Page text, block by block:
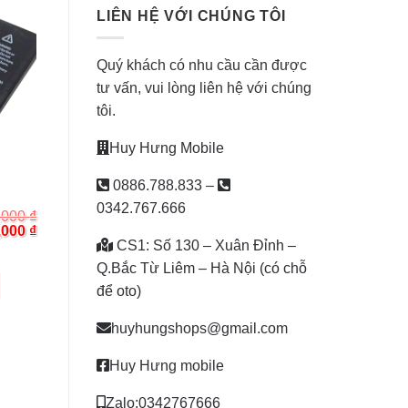
LIÊN HỆ VỚI CHÚNG TÔI
Quý khách có nhu cầu cần được
tư vấn, vui lòng liên hệ với chúng
tôi.
Huy Hưng Mobile
0886.788.833 –
0342.767.666
CS1: Số 130 – Xuân Đỉnh –
Q.Bắc Từ Liêm – Hà Nội (có chỗ
để oto)
huyhungshops@gmail.com
Huy Hưng mobile
Zalo:0342767666
₫
₫.
₫Current
390,000 ₫.